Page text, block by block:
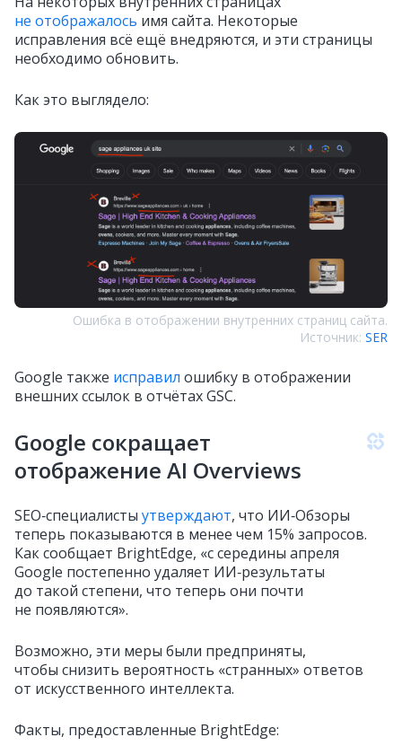
не отображалось имя сайта. Некоторые
исправления всё ещё внедряются, и эти страницы
необходимо обновить.
Как это выглядело:
Ошибка в отображении внутренних страниц сайта.
Источник: SER
Google также исправил ошибку в отображении
внешних ссылок в отчётах GSC.
Google сокращает
отображение AI Overviews
SEO‑специалисты утверждают, что ИИ‑Обзоры
теперь показываются в менее чем 15% запросов.
Как сообщает BrightEdge, «с середины апреля
Google постепенно удаляет ИИ‑результаты
до такой степени, что теперь они почти
не появляются».
Возможно, эти меры были предприняты,
чтобы снизить вероятность «странных» ответов
от искусственного интеллекта.
Факты, предоставленные BrightEdge: